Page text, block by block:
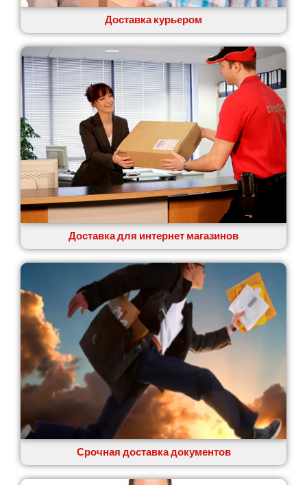
Самбор
Счастливое
Шепетовка
Шостка
Шпола
Синельниково
Славута
Славутич
Слобожанское
Смела
Софиевская Борщаговка
Сокольники
Солоницевка
Староконстантинов
Старые Петровцы
Стебник
Стоянка
Стрый
Сумы
Светловодск
Святопетровское
Тальное
Тарасовка
Тернополь
Терновка
Трусковец
Тульчин
Украинка
Умань
Доставка курьером
Доставка для интернет магазинов
Срочная доставка документов